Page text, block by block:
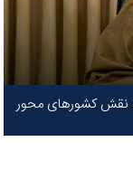
نقش کشورهای محور